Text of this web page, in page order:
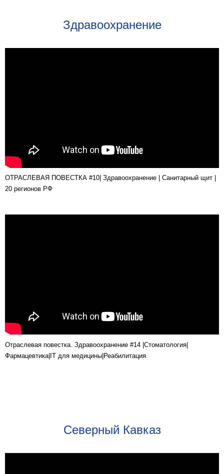
Здравоохранение
ОТРАСЛЕВАЯ ПОВЕСТКА #10| Здравоохранение | Санитарный щит |
20 регионов РФ
Отраслевая повестка. Здравоохранение #14 |Стоматология|
Фармацевтика|IT для медицины|Реабилитация
Северный Кавказ